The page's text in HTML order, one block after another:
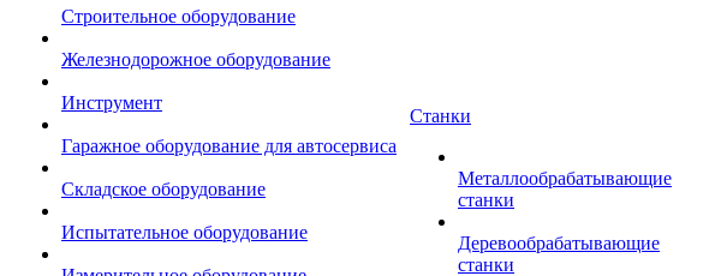
Строительное оборудование
Железнодорожное оборудование
Инструмент
Гаражное оборудование для автосервиса
Складское оборудование
Испытательное оборудование
Станки
Металлообрабатывающие
станки
Деревообрабатывающие
станки